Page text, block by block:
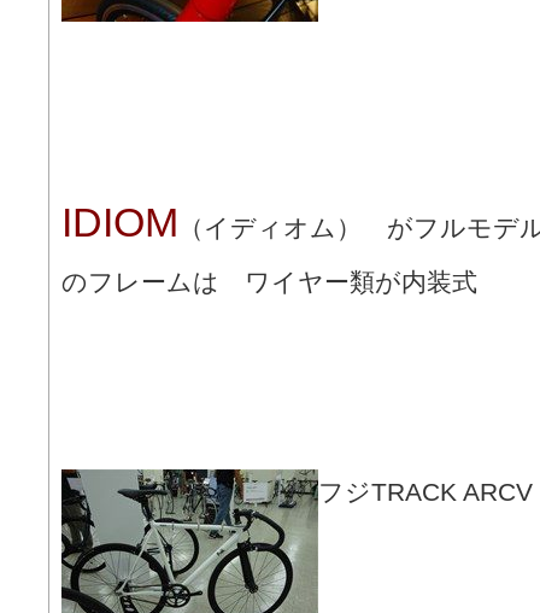
IDIOM （イディオム） がフルモデ
のフレームは ワイヤー類が内装式
フジTRACK